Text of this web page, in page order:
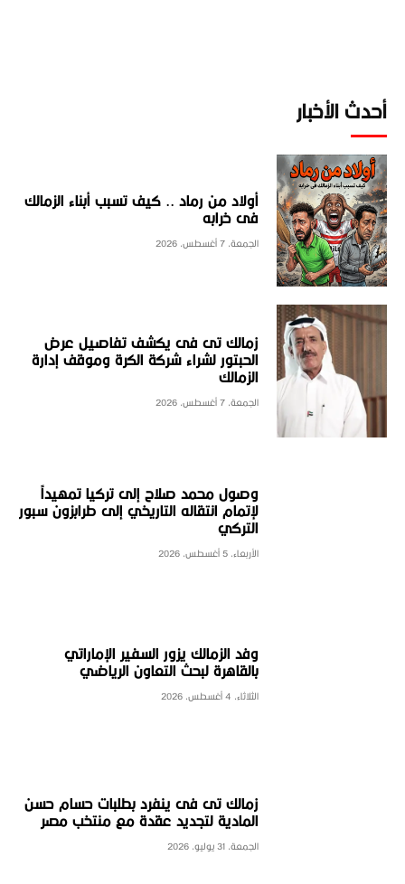
أحدث الأخبار
أولاد من رماد .. كيف تسبب أبناء الزمالك
فى خرابه
الجمعة، 7 أغسطس، 2026
زمالك تى فى يكشف تفاصيل عرض
الحبتور لشراء شركة الكرة وموقف إدارة
الزمالك
الجمعة، 7 أغسطس، 2026
وصول محمد صلاح إلى تركيا تمهيداً
لإتمام انتقاله التاريخي إلى طرابزون سبور
التركي
الأربعاء، 5 أغسطس، 2026
وفد الزمالك يزور السفير الإماراتي
بالقاهرة لبحث التعاون الرياضي
الثلاثاء، 4 أغسطس، 2026
زمالك تى فى ينفرد بطلبات حسام حسن
المادية لتجديد عقدة مع منتخب مصر
الجمعة، 31 يوليو، 2026